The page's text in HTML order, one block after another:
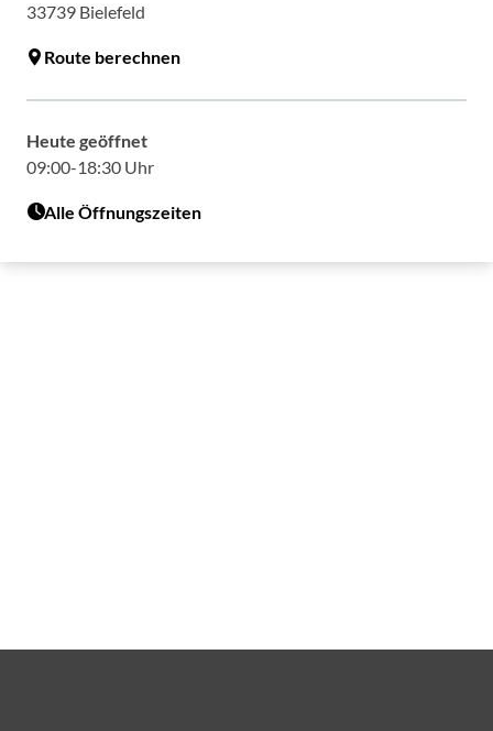
33739 Bielefeld
Route berechnen
Heute geöffnet
09:00-18:30 Uhr
Alle Öffnungszeiten